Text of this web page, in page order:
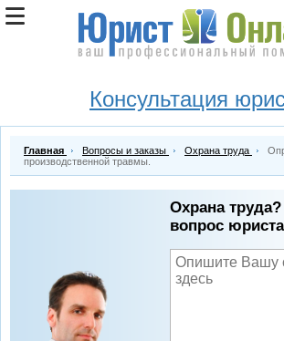
Консультация
Главная Вопросы и заказы Охрана труда
производственной травмы.
Охрана
вопрос